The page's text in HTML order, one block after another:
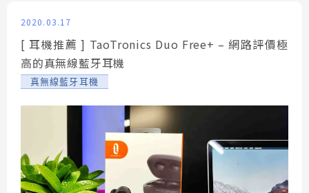
2020.03.17
[ 耳機推薦 ] TaoTronics Duo Free+ – 網路評價極
高的真無線藍牙耳機
真無線藍牙耳機